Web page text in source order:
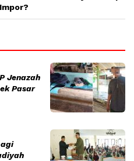
Jenazah
Pasar